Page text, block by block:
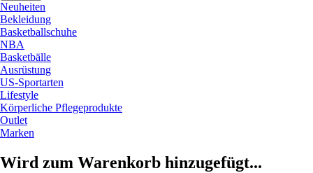
Neuheiten
Bekleidung
Basketballschuhe
NBA
Basketbälle
Ausrüstung
US-Sportarten
Lifestyle
Körperliche Pflegeprodukte
Outlet
Marken
Wird zum Warenkorb hinzugefügt...